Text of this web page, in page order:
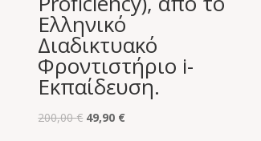
Ελληνικό
Διαδικτυακό
Φροντιστήριο i-
Εκπαίδευση.
200,00€ Original
49,90 €